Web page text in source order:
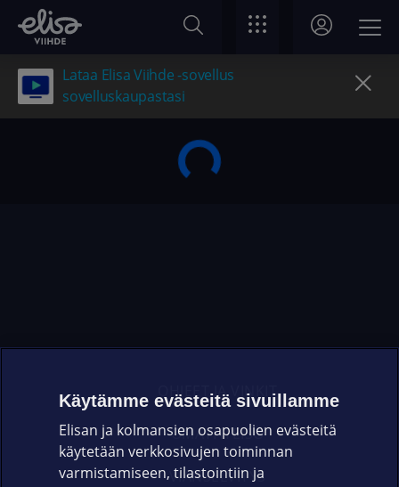
Lataa Elisa Viihde -sovellus
sovelluskaupastasi
OHJEET JA VINKIT
OMAYHTEISÖ
VIANSELVITYS
Käytämme evästeitä sivuillamme
Elisan ja kolmansien osapuolien evästeitä
käytetään verkkosivujen toiminnan
varmistamiseen, tilastointiin ja